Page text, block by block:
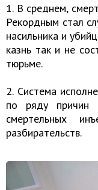
1. В среднем,
Рекордным стал
насильника ⁠и
⁠казнь так и не
тюрьме.
2. Система
по ряду причин
смертельных
разбирательств.